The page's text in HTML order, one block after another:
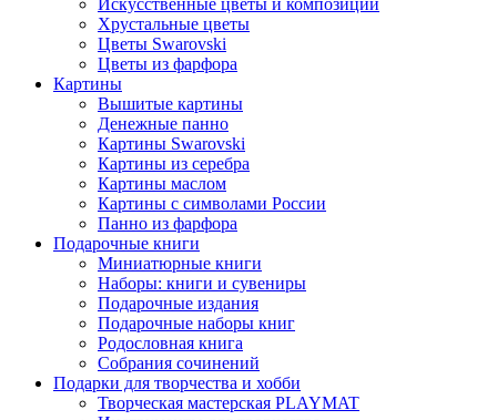
Искусственные цветы и композиции
Хрустальные цветы
Цветы Swarovski
Цветы из фарфора
Картины
Вышитые картины
Денежные панно
Картины Swarovski
Картины из серебра
Картины маслом
Картины с символами России
Панно из фарфора
Подарочные книги
Миниатюрные книги
Наборы: книги и сувениры
Подарочные издания
Подарочные наборы книг
Родословная книга
Собрания сочинений
Подарки для творчества и хобби
Творческая мастерская PLAYMAT